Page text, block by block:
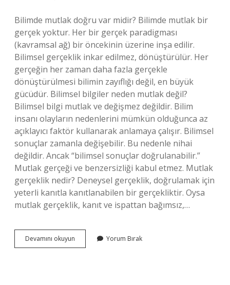
Bilimde mutlak doğru var midir? Bilimde mutlak bir
gerçek yoktur. Her bir gerçek paradigması
(kavramsal ağ) bir öncekinin üzerine inşa edilir.
Bilimsel gerçeklik inkar edilmez, dönüştürülür. Her
gerçeğin her zaman daha fazla gerçekle
dönüştürülmesi bilimin zayıflığı değil, en büyük
gücüdür. Bilimsel bilgiler neden mutlak değil?
Bilimsel bilgi mutlak ve değişmez değildir. Bilim
insanı olayların nedenlerini mümkün olduğunca az
açıklayıcı faktör kullanarak anlamaya çalışır. Bilimsel
sonuçlar zamanla değişebilir. Bu nedenle nihai
değildir. Ancak “bilimsel sonuçlar doğrulanabilir.”
Mutlak gerçeği ve benzersizliği kabul etmez. Mutlak
gerçeklik nedir? Deneysel gerçeklik, doğrulamak için
yeterli kanıtla kanıtlanabilen bir gerçekliktir. Oysa
mutlak gerçeklik, kanıt ve ispattan bağımsız,…
Devamını okuyun
Mutlak
Yorum Bırak